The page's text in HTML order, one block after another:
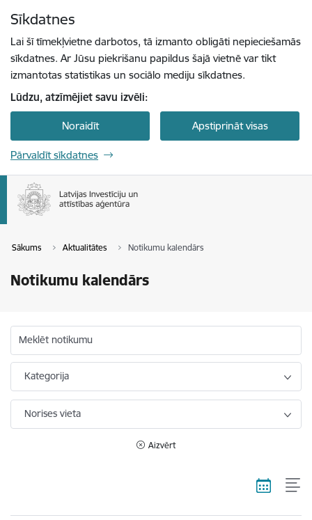
Sīkdatnes
Lai šī tīmekļvietne darbotos, tā izmanto obligāti nepieciešamās
sīkdatnes. Ar Jūsu piekrišanu papildus šajā vietnē var tikt
izmantotas statistikas un sociālo mediju sīkdatnes.
Lūdzu, atzīmējiet savu izvēli:
Noraidīt Apstiprināt visas
Pārvaldīt sīkdatnes
Sākums Aktualitātes Notikumu kalendārs
Notikumu kalendārs
Meklēt notikumu
Kategorija
Norises vieta
Aizvērt